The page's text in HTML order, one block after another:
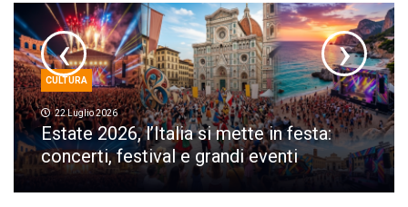
CULTURA
22 Luglio 2026
Estate 2026, l’Italia si mette in festa:
concerti, festival e grandi eventi
‹ ›